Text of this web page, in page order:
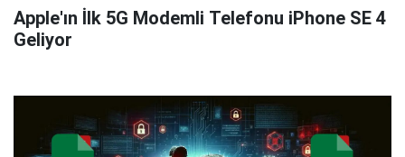
Apple'ın İlk 5G Modemli Telefonu iPhone SE 4
Geliyor